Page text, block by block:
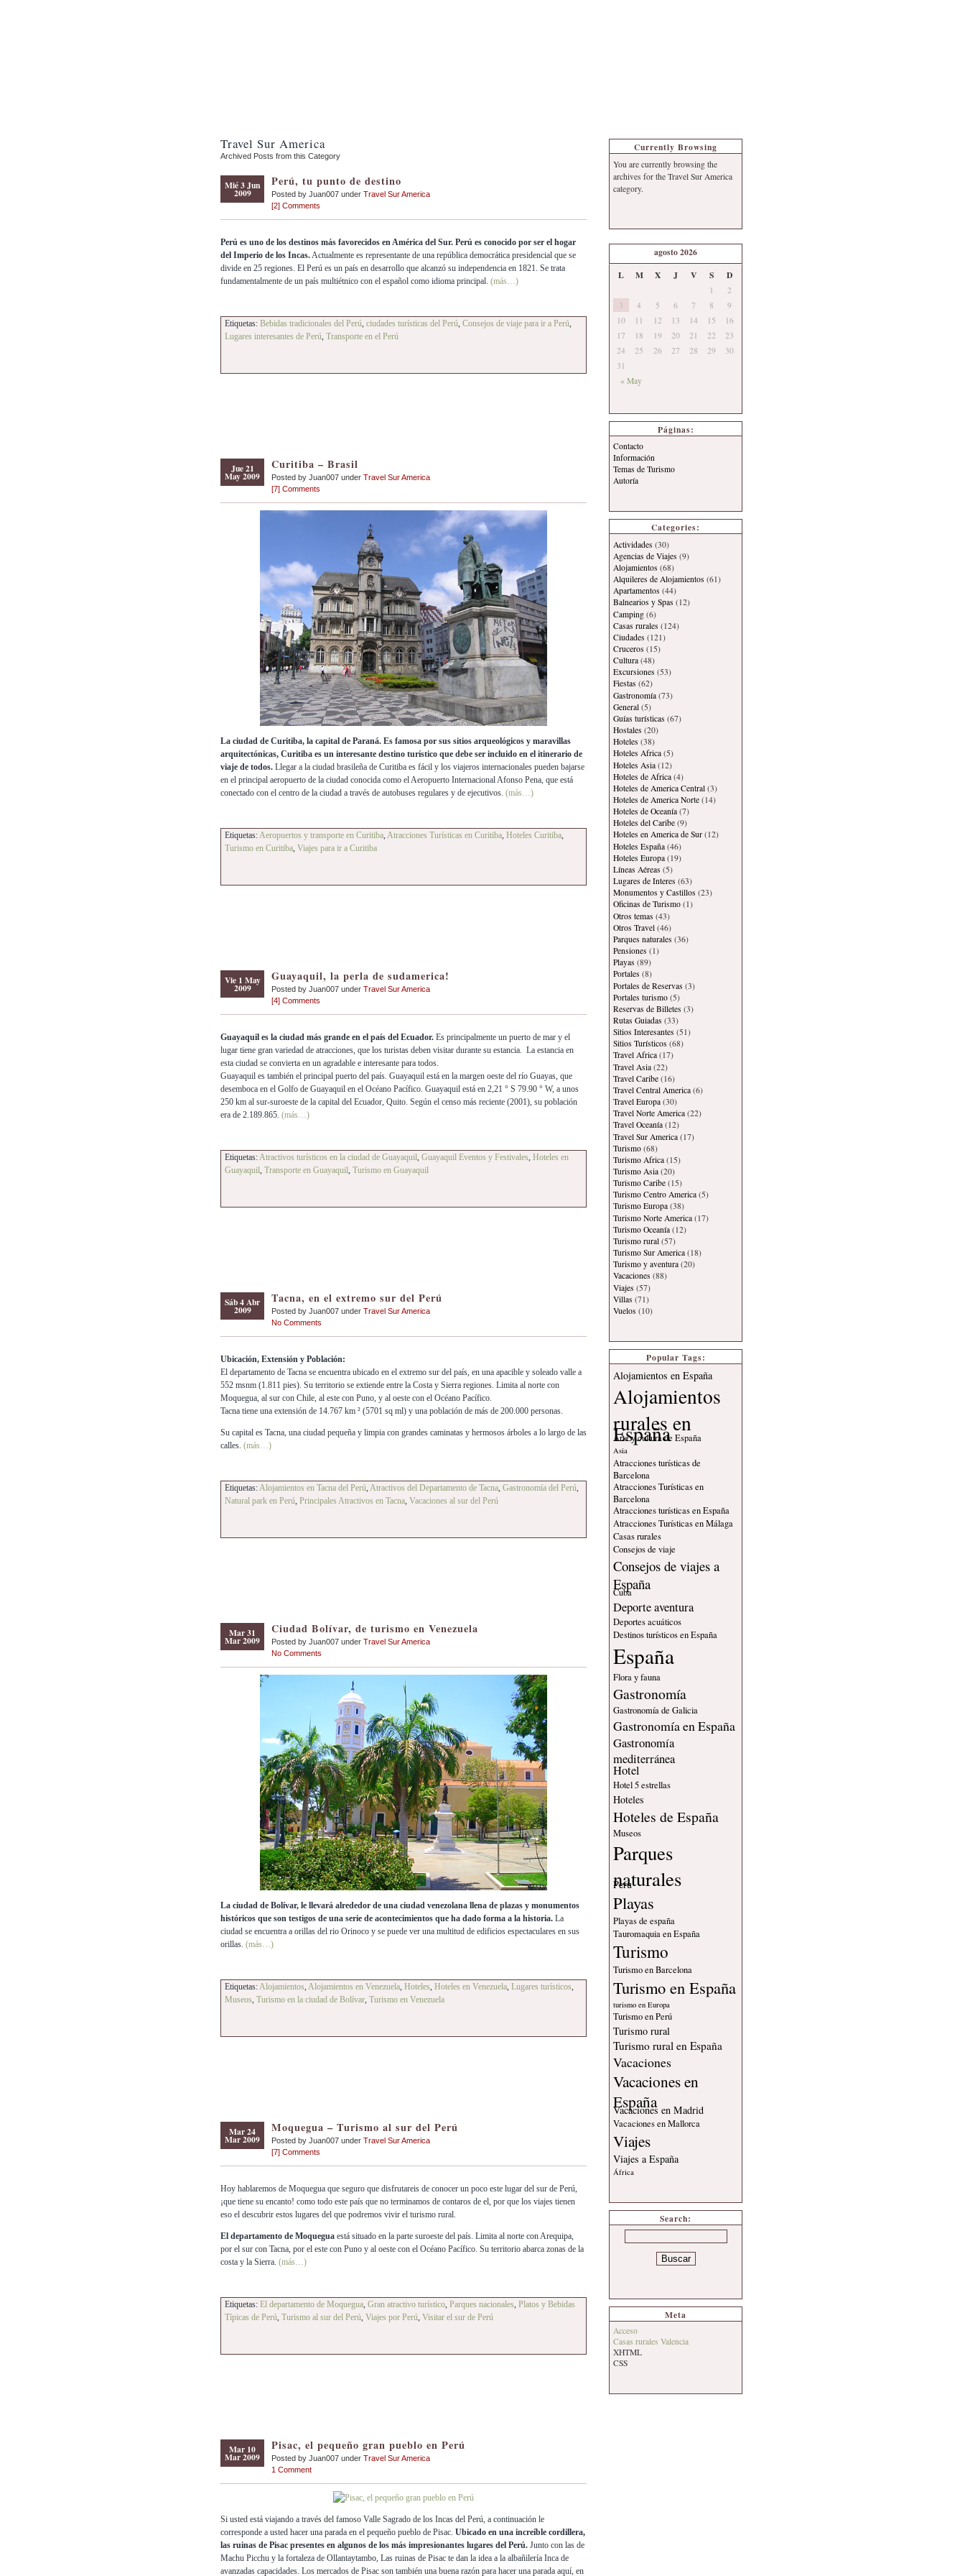
Travel Sur America
Archived Posts from this Category
Mié 3 Jun
2009
Perú, tu punto de destino
Posted by Juan007 under Travel Sur America
[2] Comments
Perú es uno de los destinos más favorecidos en América del Sur. Perú es conocido por ser el hogar
del Imperio de los Incas.Actualmente es representante de una república democrática presidencial que se
divide en 25 regiones. El Perú es un país en desarrollo que alcanzó su independencia en 1821. Se trata
fundamentalmente de un país multiétnico con el español como idioma principal. (más…)
Etiquetas: Bebidas tradicionales del Perú, ciudades turísticas del Perú, Consejos de viaje para ir a Perú,
Lugares interesantes de Perú, Transporte en el Perú
Jue 21
May 2009
Curitiba – Brasil
Posted by Juan007 under Travel Sur America
[7] Comments
La ciudad de Curitiba, la capital de Paraná. Es famosa por sus sitios arqueológicos y maravillas
arquitectónicas, Curitiba es un interesante destino turístico que debe ser incluido en el itinerario de
viaje de todos. Llegar a la ciudad brasileña de Curitiba es fácil y los viajeros internacionales pueden bajarse
en el principal aeropuerto de la ciudad conocida como el Aeropuerto Internacional Afonso Pena, que está
conectado con el centro de la ciudad a través de autobuses regulares y de ejecutivos. (más…)
Etiquetas:Aeropuertos y transporte en Curitiba, Atracciones Turísticas en Curitiba, Hoteles Curitiba,
Turismo en Curitiba, Viajes para ir a Curitiba
Vie 1 May
2009
Guayaquil, la perla de sudamerica!
Posted by Juan007 under Travel Sur America
[4] Comments
Guayaquil es la ciudad más grande en el país del Ecuador. Es principalmente un puerto de mar y el
lugar tiene gran variedad de atracciones, que los turistas deben visitar durante su estancia. La estancia en
esta ciudad se convierta en un agradable e interesante para todos.
Guayaquil es también el principal puerto del país. Guayaquil está en la margen oeste del río Guayas, que
desemboca en el Golfo de Guayaquil en el Océano Pacífico. Guayaquil está en 2,21 ° S 79.90 ° W, a unos
250 km al sur-suroeste de la capital del Ecuador, Quito. Según el censo más reciente (2001), su población
era de 2.189.865. (más…)
Etiquetas:Atractivos turísticos en la ciudad de Guayaquil, Guayaquil Eventos y Festivales, Hoteles en
Guayaquil, Transporte en Guayaquil, Turismo en Guayaquil
Sáb 4 Abr
2009
Tacna, en el extremo sur del Perú
Posted by Juan007 under Travel Sur America
No Comments
Ubicación, Extensión y Población:
El departamento de Tacna se encuentra ubicado en el extremo sur del país, en una apacible y soleado valle a
552 msnm (1.811 pies). Su territorio se extiende entre la Costa y Sierra regiones. Limita al norte con
Moquegua, al sur con Chile, al este con Puno, y al oeste con el Océano Pacífico.
Tacna tiene una extensión de 14.767 km ² (5701 sq ml) y una población de más de 200.000 personas.
Su capital es Tacna, una ciudad pequeña y limpia con grandes caminatas y hermosos árboles a lo largo de las
calles. (más…)
Etiquetas:Alojamientos en Tacna del Perú, Atractivos del Departamento de Tacna, Gastronomía del Perú,
Natural park en Perú, Principales Atractivos en Tacna, Vacaciones al sur del Perú
Mar 31
Mar 2009
Ciudad Bolívar, de turismo en Venezuela
Posted by Juan007 under Travel Sur America
No Comments
La ciudad de Bolívar, le llevará alrededor de una ciudad venezolana llena de plazas y monumentos
históricos que son testigos de una serie de acontecimientos que ha dado forma a la historia. La
ciudad se encuentra a orillas del rio Orinoco y se puede ver una multitud de edificios espectaculares en sus
orillas. (más…)
Etiquetas:Alojamientos, Alojamientos en Venezuela, Hoteles, Hoteles en Venezuela, Lugares turísticos,
Museos, Turismo en la ciudad de Bolívar, Turismo en Venezuela
Mar 24
Mar 2009
Moquegua – Turismo al sur del Perú
Posted by Juan007 under Travel Sur America
[7] Comments
Hoy hablaremos de Moquegua que seguro que disfrutareis de conocer un poco este lugar del sur de Perú,
¡que tiene su encanto! como todo este país que no terminamos de contaros de el, por que los viajes tienen
eso el descubrir estos lugares del que podremos vivir el turismo rural.
El departamento de Moquegua está situado en la parte suroeste del país. Limita al norte con Arequipa,
por el sur con Tacna, por el este con Puno y al oeste con el Océano Pacífico. Su territorio abarca zonas de la
costa y la Sierra. (más…)
Etiquetas: El departamento de Moquegua, Gran atractivo turístico, Parques nacionales, Platos y Bebidas
Típicas de Perú, Turismo al sur del Perú, Viajes por Perú, Visitar el sur de Perú
Mar 10
Mar 2009
Pisac, el pequeño gran pueblo en Perú
Posted by Juan007 under Travel Sur America
1 Comment
Si usted está viajando a través del famoso Valle Sagrado de los Incas del Perú, a continuación le
corresponde a usted hacer una parada en el pequeño pueblo de Pisac. Ubicado en una increíble cordillera,
las ruinas de Pisac presentes en algunos de los más impresionantes lugares del Perú. Junto con las de
Machu Picchu y la fortaleza de Ollantaytambo, Las ruinas de Pisac te dan la idea a la albañilería Inca de
avanzadas capacidades. Los mercados de Pisac son también una buena razón para hacer una parada aquí, en
Currently Browsing
You are currently browsing the
archives for the Travel Sur America
category.
agosto 2026
L
M X J V S D
« May
1
2
3
4 5 6 7 8
9
10
11 12 13 14 15
16
17
18 19 20 21 22
23
24
25 26 27 28 29
30
31
Páginas:
Contacto
Información
Temas de Turismo
Autoría
Categories:
Actividades (30)
Agencias de Viajes (9)
Alojamientos (68)
Alquileres de Alojamientos (61)
Apartamentos (44)
Balnearios y Spas (12)
Camping (6)
Casas rurales (124)
Ciudades (121)
Cruceros (15)
Cultura (48)
Excursiones (53)
Fiestas (62)
Gastronomía (73)
General (5)
Guías turísticas (67)
Hostales (20)
Hoteles (38)
Hoteles Africa (5)
Hoteles Asia (12)
Hoteles de Africa (4)
Hoteles de America Central (3)
Hoteles de America Norte (14)
Hoteles de Oceanía (7)
Hoteles del Caribe (9)
Hoteles en America de Sur (12)
Hoteles España (46)
Hoteles Europa (19)
Líneas Aéreas (5)
Lugares de Interes (63)
Monumentos y Castillos (23)
Oficinas de Turismo (1)
Otros temas (43)
Otros Travel (46)
Parques naturales (36)
Pensiones (1)
Playas (89)
Portales (8)
Portales de Reservas (3)
Portales turismo (5)
Reservas de Billetes (3)
Rutas Guiadas (33)
Sitios Interesantes (51)
Sitios Turísticos (68)
Travel Africa (17)
Travel Asia (22)
Travel Caribe (16)
Travel Central America (6)
Travel Europa (30)
Travel Norte America (22)
Travel Oceanía (12)
Travel Sur America (17)
Turismo (68)
Turismo Africa (15)
Turismo Asia (20)
Turismo Caribe (15)
Turismo Centro America (5)
Turismo Europa (38)
Turismo Norte America (17)
Turismo Oceanía (12)
Turismo rural (57)
Turismo Sur America (18)
Turismo y aventura (20)
Vacaciones (88)
Viajes (57)
Villas (71)
Vuelos (10)
Popular Tags:
Alojamientos en España
Alojamientos
rurales en
España
Arte y cultura de España
Asia
Atracciones turísticas de
Barcelona
Atracciones Turísticas en
Barcelona
Atracciones turísticas en España
Atracciones Turísticas en Málaga
Casas rurales
Consejos de viaje
Consejos de viajes a
España
Cuba
Deporte aventura
Deportes acuáticos
Destinos turísticos en España
España
Flora y fauna
Gastronomía
Gastronomía de Galicia
Gastronomía en España
Gastronomía
mediterránea
Hotel
Hotel 5 estrellas
Hoteles
Hoteles de España
Museos
Parques
naturales
Peru
Playas
Playas de españa
Tauromaquia en España
Turismo
Turismo en Barcelona
Turismo en España
turismo en Europa
Turismo en Perú
Turismo rural
Turismo rural en España
Vacaciones
Vacaciones en
España
Vacaciones en Madrid
Vacaciones en Mallorca
Viajes
Viajes a España
África
Search:
Meta
Acceso
Casas rurales Valencia
XHTML
CSS